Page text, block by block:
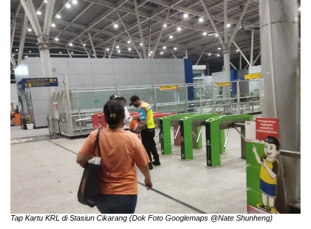
Tap Kartu KRL di Stasiun Cikarang (Dok Foto Googlemaps @Nate Shunheng)